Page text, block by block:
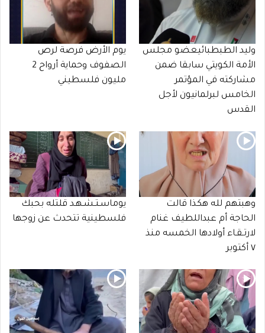
وليد الطبطبائيعضو مجلس
الأمة الكويتي سابقا ضمن
مشاركته في المؤتمر
الخامس لبرلمانيون لأجل
القدس
يوم الأرض فرصة لرص
الصفوف وحماية أرواح 2
مليون فلسطيني
وهبتهم لله هكذا قالت
الحاجة أم عبداللطيف غنام
لارتـقـاء أولادها الخمسه منذ
٧ أكتوبر
يوماسـتـشـهـد قلتله بحبك
فلسطينية تتحدث عن زوجها